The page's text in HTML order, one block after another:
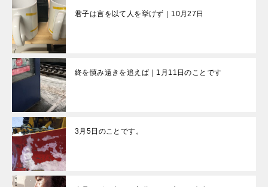
君子は言を以て人を挙げず｜10月27日
終を慎み遠きを追えば｜1月11日のことです
3月5日のことです。